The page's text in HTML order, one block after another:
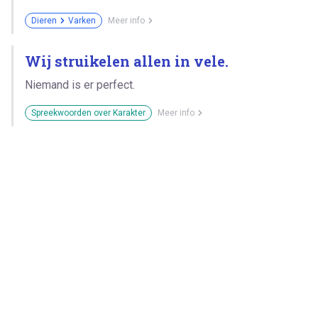
Dieren Varken Meer info
Wij struikelen allen in vele.
Niemand is er perfect.
Spreekwoorden over Karakter Meer info